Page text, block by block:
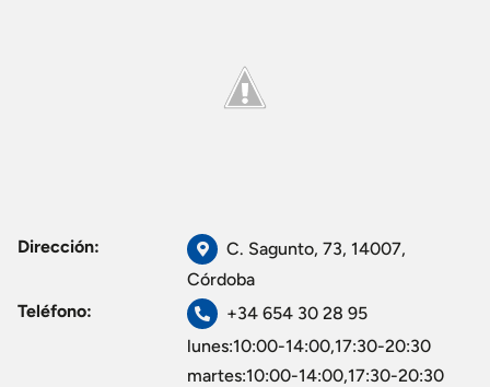
Dirección:
C. Sagunto, 73, 14007,
Córdoba
Teléfono:
+34 654 30 28 95
lunes:10:00-14:00,17:30-20:30
martes:10:00-14:00,17:30-20:30